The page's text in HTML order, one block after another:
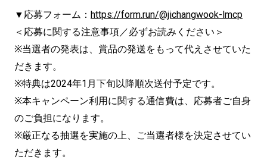
▼応募フォーム： https://form.run/@jichangwook-lmcp
＜応募に関する注意事項／必ずお読みください＞
※当選者の発表は、賞品の発送をもって代えさせていた
だきます。
※特典は2024年1月下旬以降順次送付予定です。
※本キャンペーン利用に関する通信費は、応募者ご自身
のご負担になります。
※厳正なる抽選を実施の上、ご当選者様を決定させてい
ただきます。